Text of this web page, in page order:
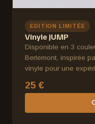
EDITION LIMITÉE
Vinyle JUMP
Disponible en 3
Berlemont, inspirée
vinyle pour une
25 €